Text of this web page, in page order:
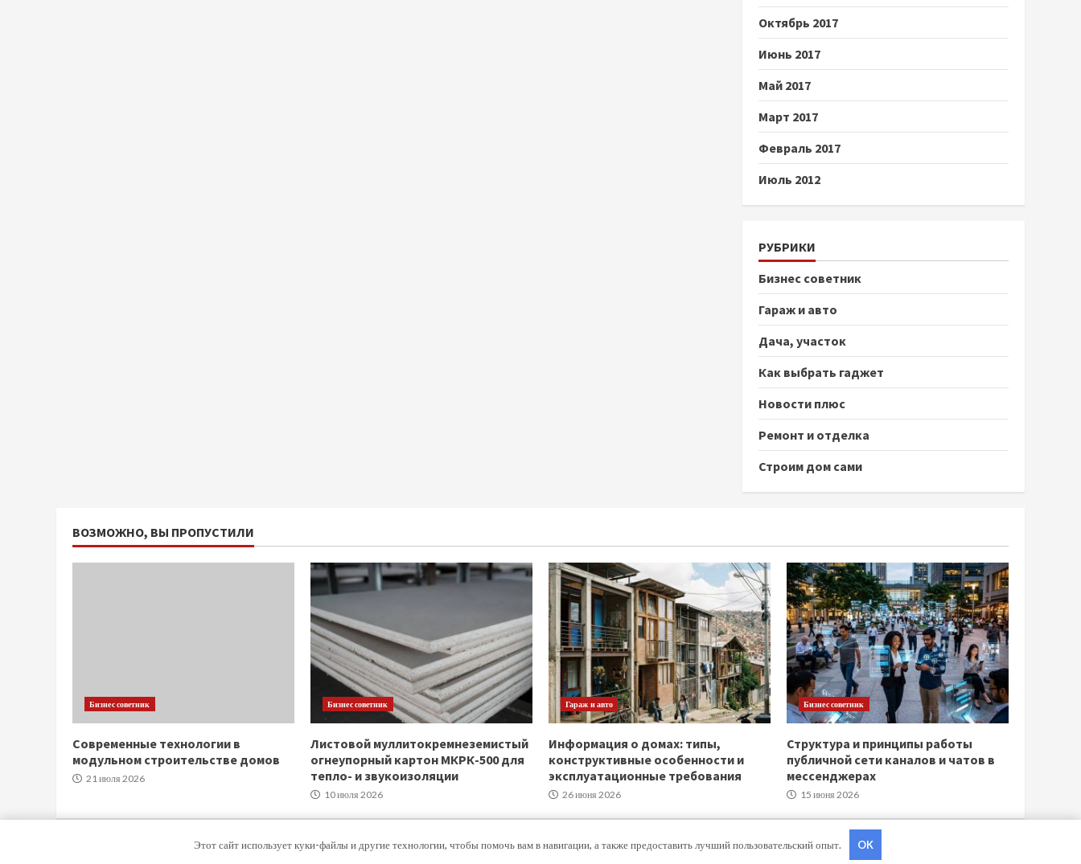
Октябрь 2017
Июнь 2017
Май 2017
Март 2017
Февраль 2017
Июль 2012
РУБРИКИ
Бизнес советник
Гараж и авто
Дача, участок
Как выбрать гаджет
Новости плюс
Ремонт и отделка
Строим дом сами
ВОЗМОЖНО, ВЫ ПРОПУСТИЛИ
Бизнес советник
Современные технологии в
модульном строительстве домов
21 июля 2026
Бизнес советник
Листовой муллитокремнеземистый
огнеупорный картон МКРК-500 для
тепло- и звукоизоляции
10 июля 2026
Гараж и авто
Информация о домах: типы,
конструктивные особенности и
эксплуатационные требования
26 июня 2026
Бизнес советник
Структура и принципы работы
публичной сети каналов и чатов в
мессенджерах
15 июня 2026
Copyright © Все права защищены.|MoreNewsот AF themes.
Этот сайт использует куки-файлы и другие технологии, чтобы помочь вам в навигации, а также предоставить лучший пользовательский опыт. OK